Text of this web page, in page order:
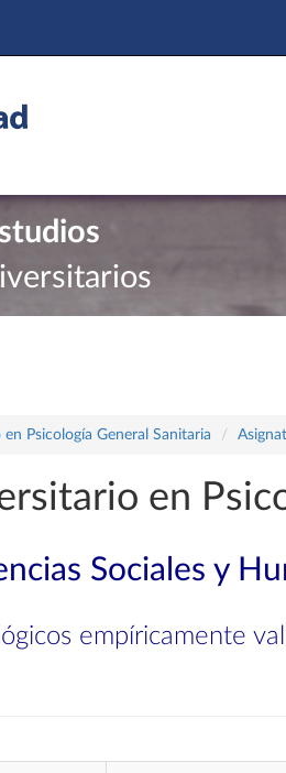
Psicología General Sanitaria
en
Sociales y
empíricamente